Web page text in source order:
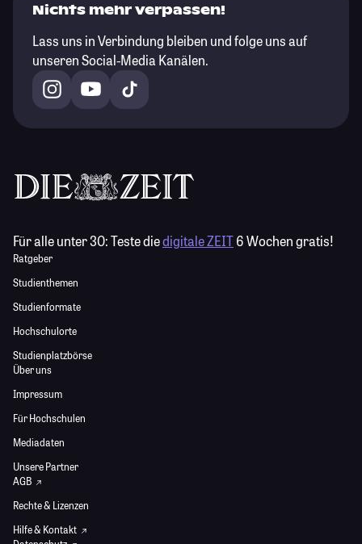
Nichts mehr verpassen!
Lass uns in Verbindung bleiben und folge uns auf
unseren Social-Media Kanälen.
Für alle unter 30:Teste diedigitale ZEIT6 Wochen gratis!
Ratgeber
Studienthemen
Studienformate
Hochschulorte
Studienplatzbörse
Über uns
Impressum
Für Hochschulen
Mediadaten
Unsere Partner
AGB
Rechte & Lizenzen
Hilfe & Kontakt